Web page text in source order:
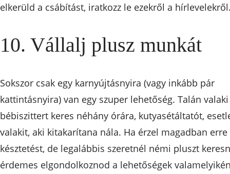
elkerüld a csábítást, iratkozz le ezekről a
10. Vállalj plusz munkát
Sokszor csak egy karnyújtásnyira (vagy inkább pár
kattintásnyira) van egy szuper lehetőség. Talán valaki
bébiszittert keres néhány órára, kutyasétáltatót,
valakit, aki kitakarítana nála. Ha érzel magadban erre
késztetést, de legalábbis szeretnél némi pluszt
érdemes elgondolkoznod a lehetőségek